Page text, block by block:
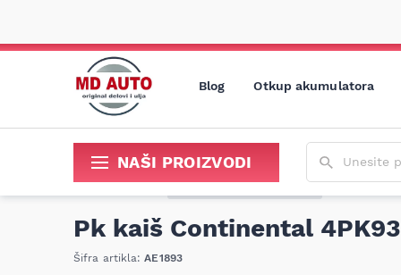
Blog Otkup akumulatora
NAŠI PROIZVODI
Pk kaiš Continental
Šifra artikla:AE1893